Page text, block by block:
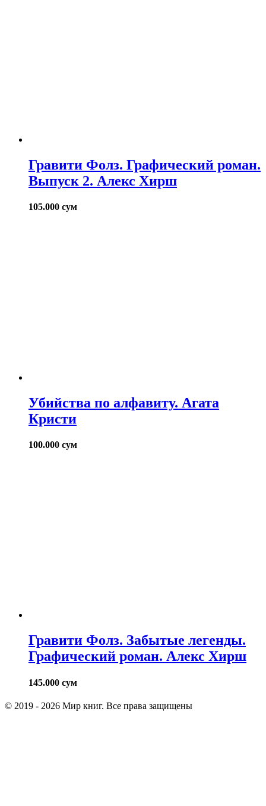
Гравити Фолз. Графический роман.
Выпуск 2. Алекс Хирш
105.000 сум
Убийства по алфавиту. Агата
Кристи
100.000 сум
Гравити Фолз. Забытые легенды.
Графический роман. Алекс Хирш
145.000 сум
© 2019 - 2026 Мир книг. Все права защищены